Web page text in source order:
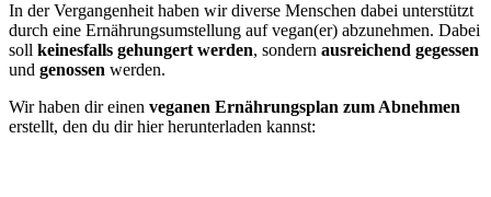
In der Vergangenheit haben wir diverse Menschen dabei unterstützt
durch eine Ernährungsumstellung auf vegan(er) abzunehmen. Dabei
soll keinesfalls gehungert werden, sondern ausreichend gegessen
und genossen werden.
Wir haben dir einen veganen Ernährungsplan zum Abnehmen
erstellt, den du dir hier herunterladen kannst: